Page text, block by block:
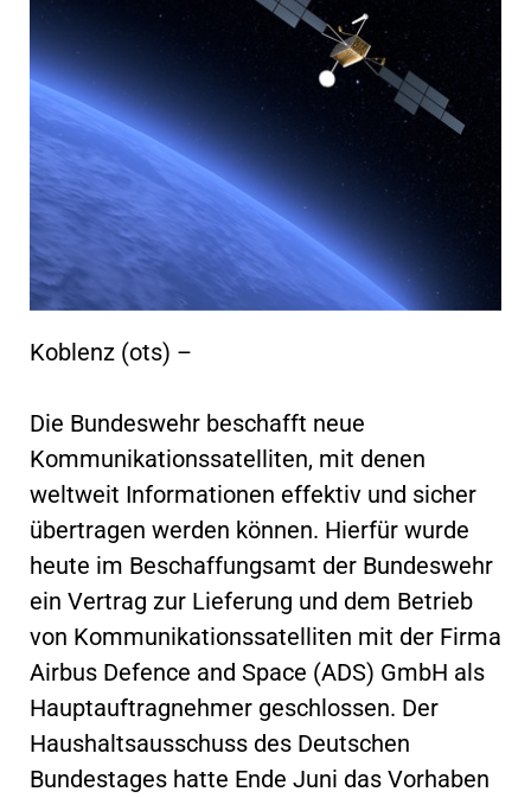
Koblenz (ots) –
Die Bundeswehr beschafft neue
Kommunikationssatelliten, mit denen
weltweit Informationen effektiv und sicher
übertragen werden können. Hierfür wurde
heute im Beschaffungsamt der Bundeswehr
ein Vertrag zur Lieferung und dem Betrieb
von Kommunikationssatelliten mit der Firma
Airbus Defence and Space (ADS) GmbH als
Hauptauftragnehmer geschlossen. Der
Haushaltsausschuss des Deutschen
Bundestages hatte Ende Juni das Vorhaben